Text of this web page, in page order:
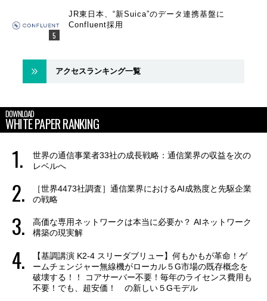
JR東日本、“新Suica”のデータ連携基盤に
Confluent採用
アクセスランキング一覧
DOWNLOAD
WHITE PAPER RANKING
世界の通信事業者33社の成長戦略：通信業界の収益を次の
レベルへ
［世界4473社調査］通信業界におけるAI成熟度と先駆企業
の戦略
高価な専用ネットワークは本当に必要か？ AIネットワーク
構築の現実解
【基調講演 K2-4 スリーダブリュー】何もかもが革命！ゲ
ームチェンジャー無線機がローカル５G市場の既存概念を
破壊する！！ コアサーバー不要！毎年のライセンス費用も
不要！でも、超安価！ の新しい５Gモデル